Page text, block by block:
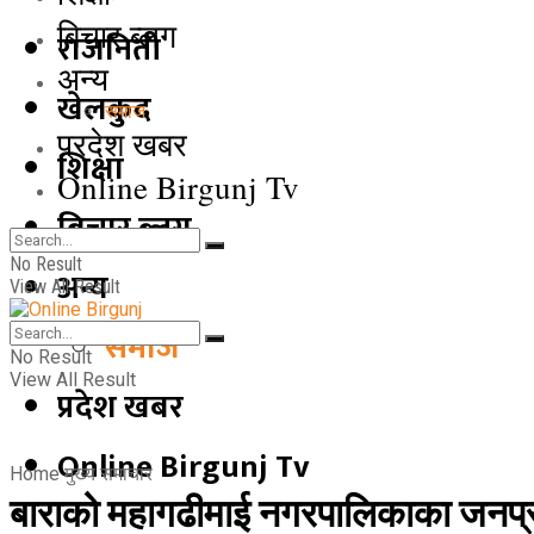
राजनिती
खेलकुद
शिक्षा
बिचार ब्लग
अन्य
समाज
प्रदेश खबर
Online Birgunj Tv
बिचार ब्लग
अन्य
समाज
प्रदेश खबर
Online Birgunj Tv
No Result
View All Result
No Result
View All Result
Home मुख्य समाचार
बाराको महागढीमाई नगरपालिकाका